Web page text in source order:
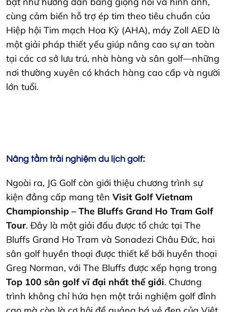
cùng cảm biến hỗ trợ ép tim theo tiêu chuẩn của
Hiệp hội Tim mạch Hoa Kỳ (AHA), máy Zoll AED là
một giải pháp thiết yếu giúp nâng cao sự an toàn
tại các cơ sở lưu trú, nhà hàng và sân golf—những
nơi thường xuyên có khách hàng cao cấp và người
lớn tuổi.
Nâng tầm trải nghiệm du lịch golf:
Ngoài ra, JG Golf còn giới thiệu chương trình sự
kiện đẳng cấp mang tên Visit Golf Vietnam
Championship – The Bluffs Grand Ho Tram Golf
Tour. Đây là một giải đấu được tổ chức tại The
Bluffs Grand Ho Tram và Sonadezi Châu Đức, hai
sân golf huyền thoại được thiết kế bởi huyền thoại
Greg Norman, với The Bluffs được xếp hạng trong
Top 100 sân golf vĩ đại nhất thế giới. Chương
trình không chỉ hứa hẹn một trải nghiệm golf đỉnh